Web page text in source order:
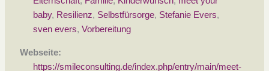
baby, Resilienz, Selbstfürsorge, Stefanie Evers,
sven evers, Vorbereitung
Webseite:
https://smileconsulting.de/index.php/entry/main/meet-